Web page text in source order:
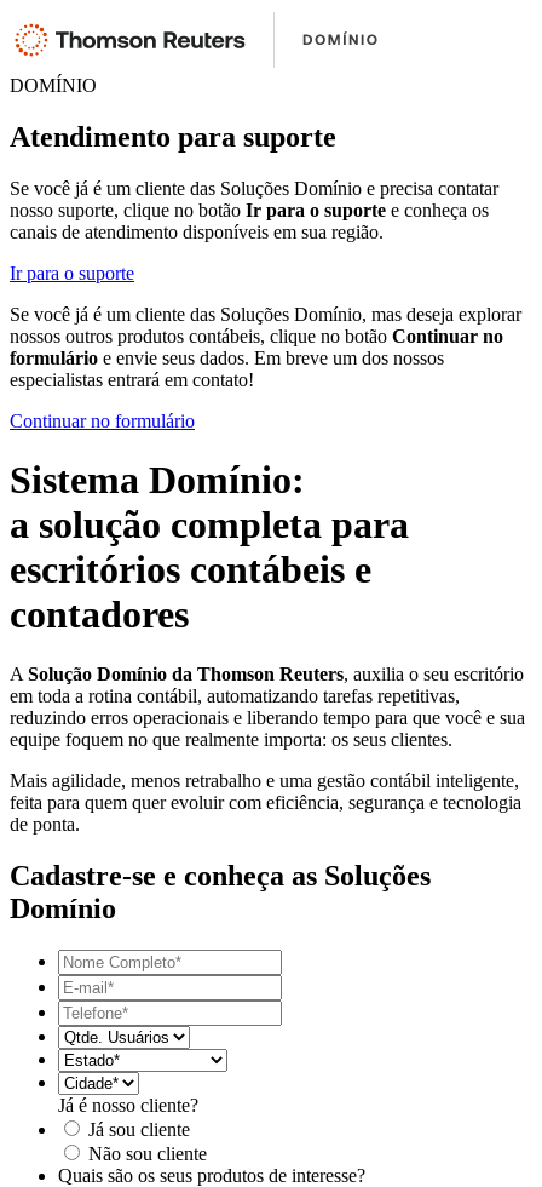
DOMÍNIO
Atendimento para suporte
Se você já é um cliente das Soluções Domínio e precisa contatar
nosso suporte, clique no botão Ir para o suporte e conheça os
canais de atendimento disponíveis em sua região.
Ir para o suporte
Se você já é um cliente das Soluções Domínio, mas deseja explorar
nossos outros produtos contábeis, clique no botão Continuar no
formulário e envie seus dados. Em breve um dos nossos
especialistas entrará em contato!
Continuar no formulário
Sistema Domínio:
a solução completa para
escritórios contábeis e
contadores
A Solução Domínio da Thomson Reuters, auxilia o seu escritório
em toda a rotina contábil, automatizando tarefas repetitivas,
reduzindo erros operacionais e liberando tempo para que você e sua
equipe foquem no que realmente importa: os seus clientes.
Mais agilidade, menos retrabalho e uma gestão contábil inteligente,
feita para quem quer evoluir com eficiência, segurança e tecnologia
de ponta.
Cadastre-se e conheça as Soluções
Domínio
Já é nosso cliente?
Já sou cliente
Não sou cliente
Quais são os seus produtos de interesse?